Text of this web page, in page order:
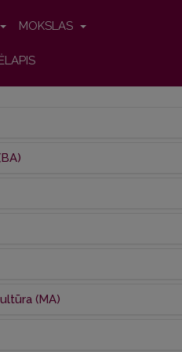
MOKSLAS
(MA)